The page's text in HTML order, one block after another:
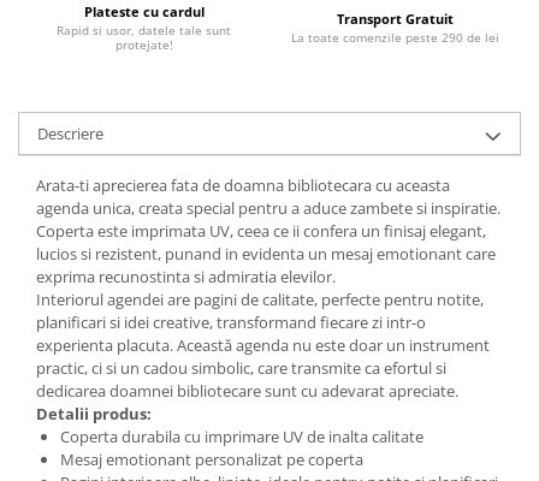
Plateste cu cardul
Rapid si usor, datele tale sunt
protejate!
Transport Gratuit
La toate comenzile peste 290 de lei
Descriere
Arata-ti aprecierea fata de doamna bibliotecara cu aceasta
agenda unica, creata special pentru a aduce zambete si inspiratie.
Coperta este imprimata UV, ceea ce ii confera un finisaj elegant,
lucios si rezistent, punand in evidenta un mesaj emotionant care
exprima recunostinta si admiratia elevilor.
Interiorul agendei are pagini de calitate, perfecte pentru notite,
planificari si idei creative, transformand fiecare zi intr-o
experienta placuta. Această agenda nu este doar un instrument
practic, ci si un cadou simbolic, care transmite ca efortul si
dedicarea doamnei bibliotecare sunt cu adevarat apreciate.
Detalii produs:
Coperta durabila cu imprimare UV de inalta calitate
Mesaj emotionant personalizat pe coperta